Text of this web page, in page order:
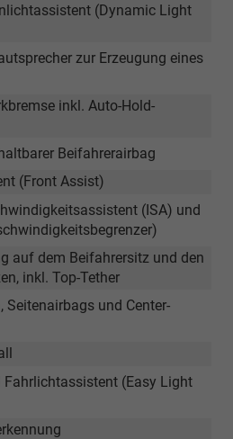
(Dynamic Light
zur Erzeugung eines
inkl. Auto-Hold-
Beifahrerairbag
(Front Assist)
(ISA) und
auf dem Beifahrersitz und den
inkl. Top-Tether
Seitenairbags und Center-
Fahrlichtassistent (Easy Light